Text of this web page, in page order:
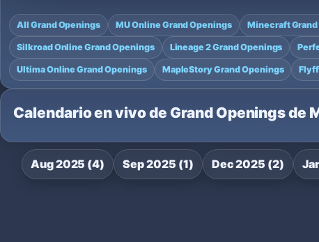
All Grand Openings MU Online Grand Openings Minecraft
Silkroad Online Grand Openings Lineage 2 Grand Openings
Ultima Online Grand Openings MapleStory Grand Openings
Calendario en vivo de Grand Openings de
Aug 2025 (4) Sep 2025 (1) Dec 2025 (2)